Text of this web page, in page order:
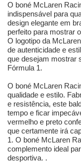
O boné McLaren
indispensável para
design elegante em
perfeito para mostrar
O logotipo da
de autenticidade e
que desejam mostrar
Fórmula 1.
O boné McLaren
qualidade e estilo.
e resistência, este
tempo e ficar
vermelho e preto
que certamente irá
1. O boné McLaren
complemento ideal
desportiva. .